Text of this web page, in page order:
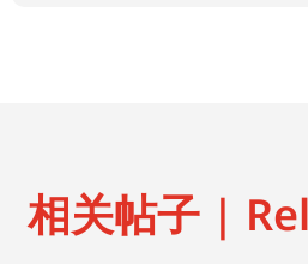
相关帖子 |